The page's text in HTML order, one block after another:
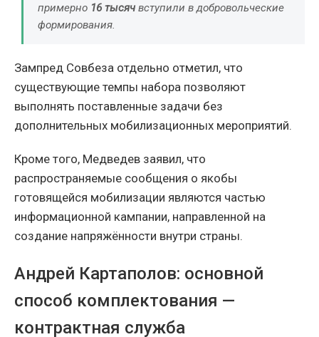
примерно 16 тысяч вступили в добровольческие
формирования.
Зампред Совбеза отдельно отметил, что
существующие темпы набора позволяют
выполнять поставленные задачи без
дополнительных мобилизационных мероприятий.
Кроме того, Медведев заявил, что
распространяемые сообщения о якобы
готовящейся мобилизации являются частью
информационной кампании, направленной на
создание напряжённости внутри страны.
Андрей Картаполов: основной
способ комплектования —
контрактная служба